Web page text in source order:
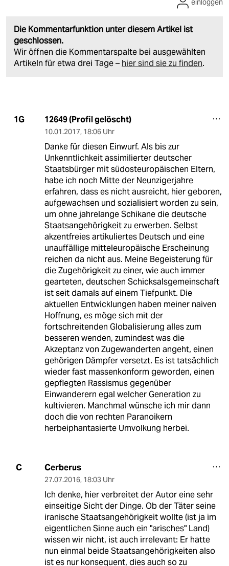
Die Kommentarfunktion unter diesem Artikel ist
geschlossen.
Wir öffnen die Kommentarspalte bei ausgewählten
Artikeln für etwa drei Tage – hier sind sie zu finden.
einloggen
1G 12649 (Profil gelöscht)
10.01.2017, 18:06 Uhr
Danke für diesen Einwurf. Als bis zur
Unkenntlichkeit assimilierter deutscher
Staatsbürger mit südosteuropäischen Eltern,
habe ich noch Mitte der Neunzigerjahre
erfahren, dass es nicht ausreicht, hier geboren,
aufgewachsen und sozialisiert worden zu sein,
um ohne jahrelange Schikane die deutsche
Staatsangehörigkeit zu erwerben. Selbst
akzentfreies artikuliertes Deutsch und eine
unauffällige mitteleuropäische Erscheinung
reichen da nicht aus. Meine Begeisterung für
die Zugehörigkeit zu einer, wie auch immer
gearteten, deutschen Schicksalsgemeinschaft
ist seit damals auf einem Tiefpunkt. Die
aktuellen Entwicklungen haben meiner naiven
Hoffnung, es möge sich mit der
fortschreitenden Globalisierung alles zum
besseren wenden, zumindest was die
Akzeptanz von Zugewanderten angeht, einen
gehörigen Dämpfer versetzt. Es ist tatsächlich
wieder fast massenkonform geworden, einen
gepflegten Rassismus gegenüber
Einwanderern egal welcher Generation zu
kultivieren. Manchmal wünsche ich mir dann
doch die von rechten Paranoikern
herbeiphantasierte Umvolkung herbei.
C Cerberus
27.07.2016, 18:03 Uhr
Ich denke, hier verbreitet der Autor eine sehr
einseitige Sicht der Dinge. Ob der Täter seine
iranische Staatsangehörigkeit wollte (ist ja im
eigentlichen Sinne auch ein "arisches" Land)
wissen wir nicht, ist auch irrelevant: Er hatte
nun einmal beide Staatsangehörigkeiten also
ist es nur konsequent, dies auch so zu